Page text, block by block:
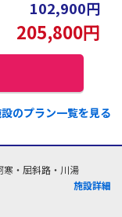
102,900円
205,800円
のプラン一覧を見る
寒・屈斜路・川湯
施設詳細